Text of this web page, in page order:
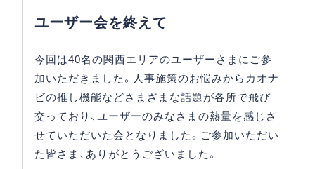
ユーザー会を終えて
今回は40名の関西エリアのユーザーさまにご参
加いただきました。人事施策のお悩みからカオナ
ビの推し機能などさまざまな話題が各所で飛び
交っており、ユーザーのみなさまの熱量を感じさ
せていただいた会となりました。ご参加いただい
た皆さま、ありがとうございました。